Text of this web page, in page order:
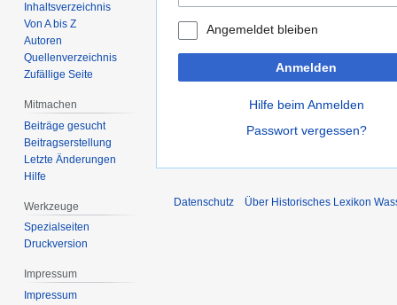
Angemeldet bleiben
Anmelden
Hilfe beim Anmelden
Passwort vergessen?
Inhaltsverzeichnis
Von A bis Z
Autoren
Quellenverzeichnis
Zufällige Seite
Mitmachen
Beiträge gesucht
Beitragserstellung
Letzte Änderungen
Hilfe
Werkzeuge
Spezialseiten
Druckversion
Impressum
Impressum
Datenschutz Über Historisches Lexikon